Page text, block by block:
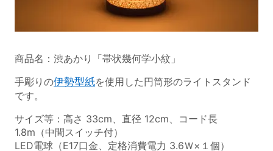
商品名：渋あかり「帯状幾何学小紋」
手彫りの伊勢型紙を使用した円筒形のライトスタンド
です。
サイズ等：高さ 33cm、直径 12cm、コード長
1.8m（中間スイッチ付）
LED電球（E17口金、定格消費電力 3.6Ｗ×１個）